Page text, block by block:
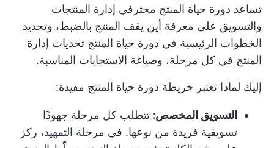
تساعد دورة حياة المنتج محترفي إدارة المنتجات
والتسويق على معرفة أين يقف المنتج بالضبط، وتحديد
الخطوات الرئيسية في دورة حياة المنتج تحديات إدارة
المنتج في كل مرحلة، وصياغة الاستجابات المناسبة.
إليك لماذا تعتبر خريطة دورة حياة المنتج مفيدة:
التسويق المخصص: تتطلب كل مرحلة جهودًا
تسويقية فريدة من نوعها. في مرحلة التمهيد، ركز